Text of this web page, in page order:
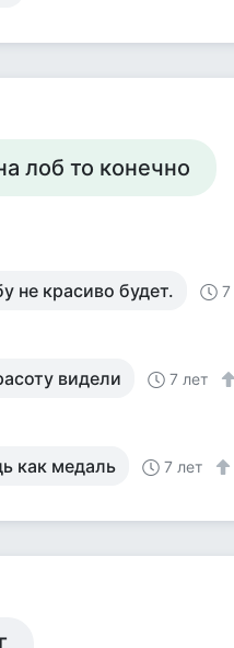
лоб то конечно
не красиво будет. 7
видели 7 лет
как медаль 7 лет